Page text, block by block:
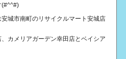
(#^^#)
城市南町のリサイクルマート安城店
カメリアガーデン幸田店とベイシア